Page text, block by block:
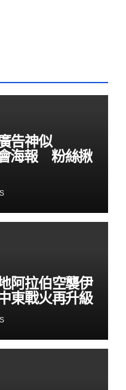
告神似
海報 粉絲揪
阿拉伯空襲伊
東戰火再升級